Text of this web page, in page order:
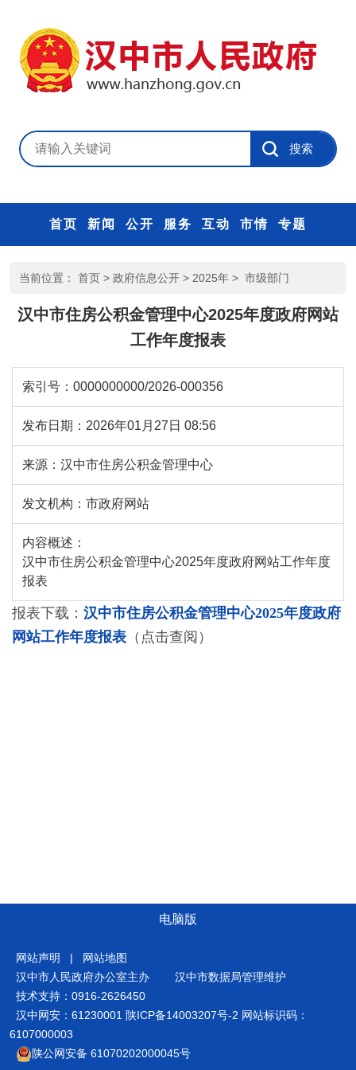
首页 新闻 公开 服务 互动 市情 专题
当前位置： 首页 > 政府信息公开 > 2025年 > 市级部门
汉中市住房公积金管理中心2025年度政府网站
工作年度报表
索引号： 0000000000/2026-000356
发布日期： 2026年01月27日 08:56
来源： 汉中市住房公积金管理中心
发文机构： 市政府网站
内容概述：
汉中市住房公积金管理中心2025年度政府网站工作年度
报表
报表下载： 汉中市住房公积金管理中心2025年度政府
网站工作年度报表 （点击查阅）
电脑版
网站声明 |
网站地图
汉中市人民政府办公室主办
汉中市数据局管理维护
技术支持：0916-2626450
汉中网安：61230001 陕ICP备14003207号-2 网站标识码：
6107000003
陕公网安备 61070202000045号